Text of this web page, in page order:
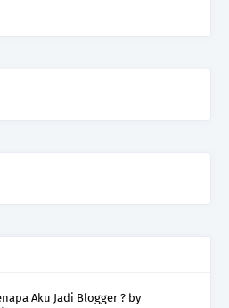
Aku Jadi Blogger ? by